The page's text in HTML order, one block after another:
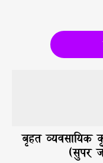
बृहत व्यवसायिक
(सुपर